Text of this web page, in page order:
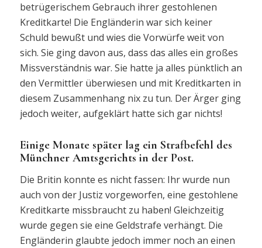
betrügerischem Gebrauch ihrer gestohlenen
Kreditkarte! Die Engländerin war sich keiner
Schuld bewußt und wies die Vorwürfe weit von
sich. Sie ging davon aus, dass das alles ein großes
Missverständnis war. Sie hatte ja alles pünktlich an
den Vermittler überwiesen und mit Kreditkarten in
diesem Zusammenhang nix zu tun. Der Ärger ging
jedoch weiter, aufgeklärt hatte sich gar nichts!
Einige Monate später lag ein Strafbefehl des
Münchner Amtsgerichts in der Post.
Die Britin konnte es nicht fassen: Ihr wurde nun
auch von der Justiz vorgeworfen, eine gestohlene
Kreditkarte missbraucht zu haben! Gleichzeitig
wurde gegen sie eine Geldstrafe verhängt. Die
Engländerin glaubte jedoch immer noch an einen